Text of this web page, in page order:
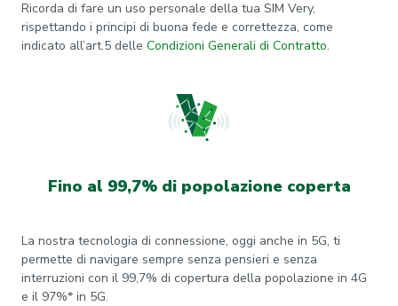
Ricorda di fare un uso personale della tua SIM Very,
rispettando i principi di buona fede e correttezza, come
indicato all’art.5 delle Condizioni Generali di Contratto.
Fino al 99,7% di popolazione coperta
La nostra tecnologia di connessione, oggi anche in 5G, ti
permette di navigare sempre senza pensieri e senza
interruzioni con il 99,7% di copertura della popolazione in 4G
e il 97%* in 5G.